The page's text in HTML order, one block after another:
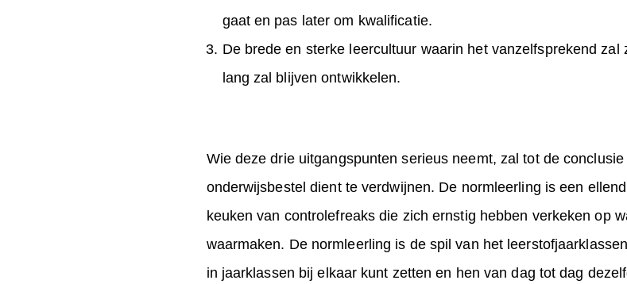
gaat en pas later om kwalificatie.
De brede en sterke leercultuur waarin het vanzelfsprekend
lang zal blijven ontwikkelen.
Wie deze drie uitgangspunten serieus neemt, zal tot de
onderwijsbestel dient te verdwijnen. De normleerling is een
keuken van controlefreaks die zich ernstig hebben verkeken op
waarmaken. De normleerling is de spil van het
in jaarklassen bij elkaar kunt zetten en hen van dag tot dag